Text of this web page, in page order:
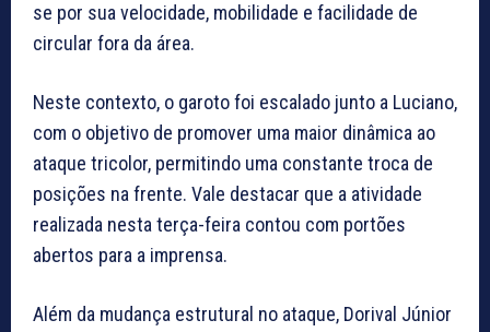
se por sua velocidade, mobilidade e facilidade de
circular fora da área.
Neste contexto, o garoto foi escalado junto a Luciano,
com o objetivo de promover uma maior dinâmica ao
ataque tricolor, permitindo uma constante troca de
posições na frente. Vale destacar que a atividade
realizada nesta terça-feira contou com portões
abertos para a imprensa.
Além da mudança estrutural no ataque, Dorival Júnior